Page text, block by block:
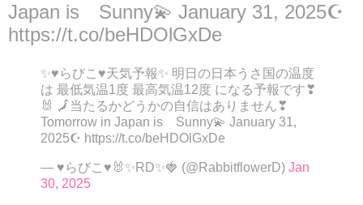
Japan is Sunny💫 January 31, 2025☪
https://t.co/beHDOlGxDe
✨♥らびこ♥天気予報✨ 明日の日本うさ国の温度
は 最低気温1度 最高気温12度 になる予報です❣
🐰 🗾当たるかどうかの自信はありません❣
Tomorrow in Japan is Sunny💫 January 31,
2025☪ https://t.co/beHDOlGxDe
— ♥らびこ♥🐰✨RD✨🍓 (@RabbitflowerD) Jan
30, 2025